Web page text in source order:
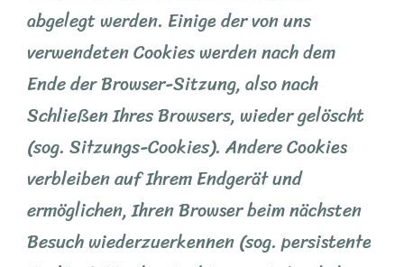
abgelegt werden. Einige der von uns
verwendeten Cookies werden nach dem
Ende der Browser-Sitzung, also nach
Schließen Ihres Browsers, wieder gelöscht
(sog. Sitzungs-Cookies). Andere Cookies
verbleiben auf Ihrem Endgerät und
ermöglichen, Ihren Browser beim nächsten
Besuch wiederzuerkennen (sog. persistente